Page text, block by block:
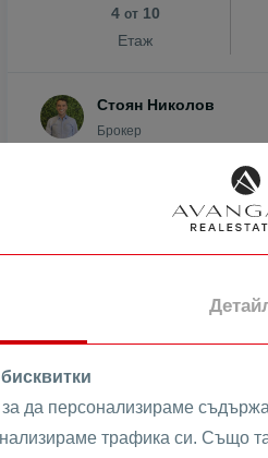
4 от10
Етаж
Стоян Николов
Брокер
да персонализираме
трафика си. Също